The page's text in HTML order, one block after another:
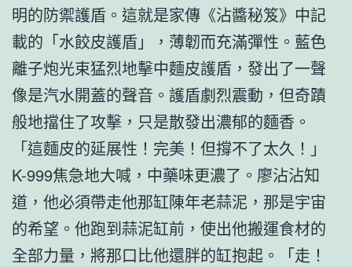
明的防禦護盾。這就是家傳《沾醬秘笈》中記
載的「水餃皮護盾」，薄韌而充滿彈性。藍色
離子炮光束猛烈地擊中麵皮護盾，發出了一聲
像是汽水開蓋的聲音。護盾劇烈震動，但奇蹟
般地擋住了攻擊，只是散發出濃郁的麵香。
「這麵皮的延展性！完美！但撐不了太久！」
K-999焦急地大喊，中藥味更濃了。廖沾沾知
道，他必須帶走他那缸陳年老蒜泥，那是宇宙
的希望。他跑到蒜泥缸前，使出他搬運食材的
全部力量，將那口比他還胖的缸抱起。「走！